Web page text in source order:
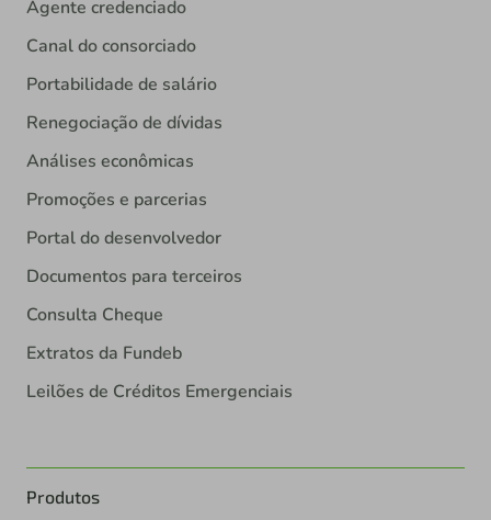
Agente credenciado
Canal do consorciado
Portabilidade de salário
Renegociação de dívidas
Análises econômicas
Promoções e parcerias
Portal do desenvolvedor
Documentos para terceiros
Consulta Cheque
Extratos da Fundeb
Leilões de Créditos Emergenciais
Produtos